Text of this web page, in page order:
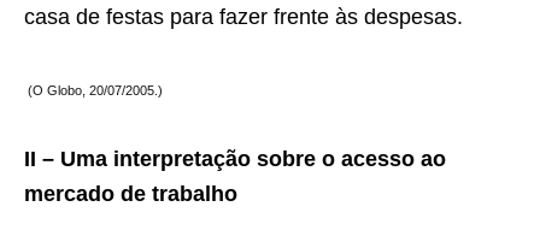
casa de festas para fazer frente às despesas.
(O Globo, 20/07/2005.)
II – Uma interpretação sobre o acesso ao
mercado de trabalho